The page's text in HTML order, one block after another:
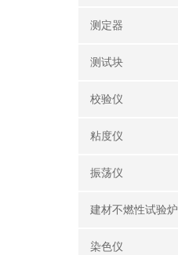
测定器
测试块
校验仪
粘度仪
振荡仪
建材不燃性试验炉
染色仪